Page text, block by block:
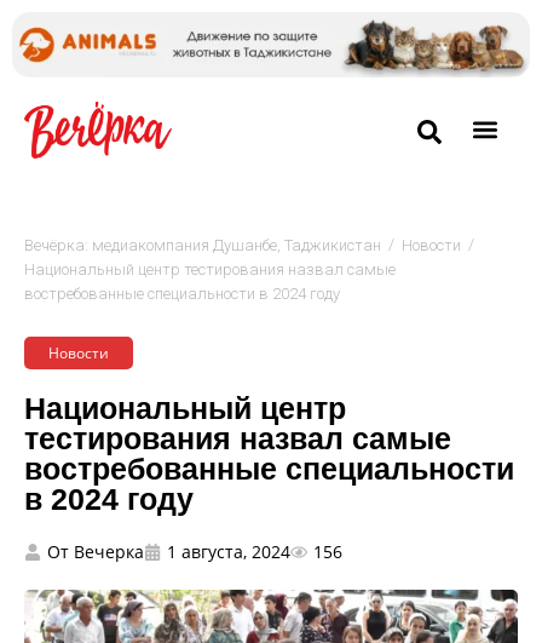
Вечёрка: медиакомпания Душанбе, Таджикистан / Новости /
Национальный центр тестирования назвал самые
востребованные специальности в 2024 году
Новости
Национальный центр
тестирования назвал самые
востребованные специальности
в 2024 году
От Вечерка 1 августа, 2024 156